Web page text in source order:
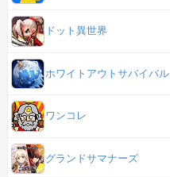
ドット異世界
ホワイトアウトサバイバル
ワンコレ
グランドサマナーズ